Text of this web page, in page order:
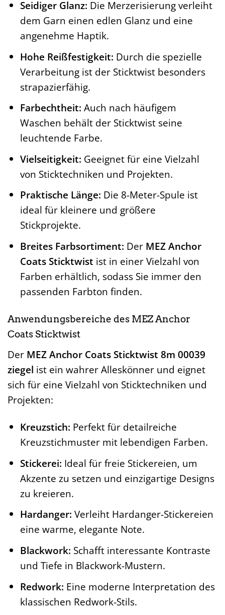
Seidiger Glanz: Die Merzerisierung verleiht
dem Garn einen edlen Glanz und eine
angenehme Haptik.
Hohe Reißfestigkeit: Durch die spezielle
Verarbeitung ist der Sticktwist besonders
strapazierfähig.
Farbechtheit: Auch nach häufigem
Waschen behält der Sticktwist seine
leuchtende Farbe.
Vielseitigkeit: Geeignet für eine Vielzahl
von Sticktechniken und Projekten.
Praktische Länge: Die 8-Meter-Spule ist
ideal für kleinere und größere
Stickprojekte.
Breites Farbsortiment: Der MEZ Anchor
Coats Sticktwist ist in einer Vielzahl von
Farben erhältlich, sodass Sie immer den
passenden Farbton finden.
Anwendungsbereiche des MEZ Anchor
Coats Sticktwist
Der MEZ Anchor Coats Sticktwist 8m 00039
ziegel ist ein wahrer Alleskönner und eignet
sich für eine Vielzahl von Sticktechniken und
Projekten:
Kreuzstich: Perfekt für detailreiche
Kreuzstichmuster mit lebendigen Farben.
Stickerei: Ideal für freie Stickereien, um
Akzente zu setzen und einzigartige Designs
zu kreieren.
Hardanger: Verleiht Hardanger-Stickereien
eine warme, elegante Note.
Blackwork: Schafft interessante Kontraste
und Tiefe in Blackwork-Mustern.
Redwork: Eine moderne Interpretation des
klassischen Redwork-Stils.